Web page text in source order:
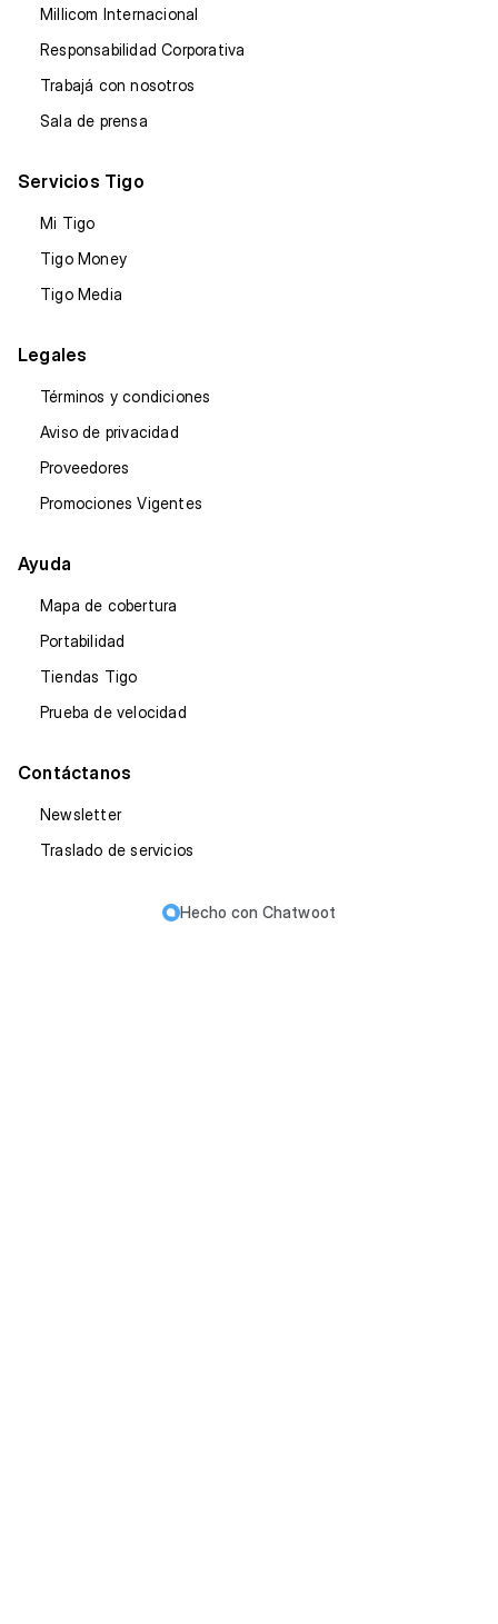
Millicom Internacional
Responsabilidad Corporativa
Trabajá con nosotros
Sala de prensa
Servicios Tigo
Mi Tigo
Tigo Money
Tigo Media
Legales
Términos y condiciones
Aviso de privacidad
Proveedores
Promociones Vigentes
Ayuda
Mapa de cobertura
Portabilidad
Tiendas Tigo
Prueba de velocidad
Contáctanos
Newsletter
Traslado de servicios
Hecho con Chatwoot